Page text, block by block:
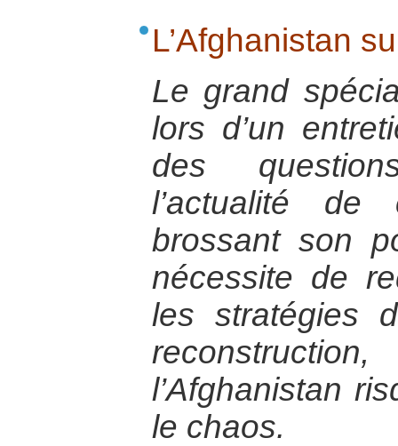
L’Afghanistan
Le grand
lors d’un
des
l’actualité
brossant son
nécessite de
les stratégies
l’Afghanistan
le chaos.